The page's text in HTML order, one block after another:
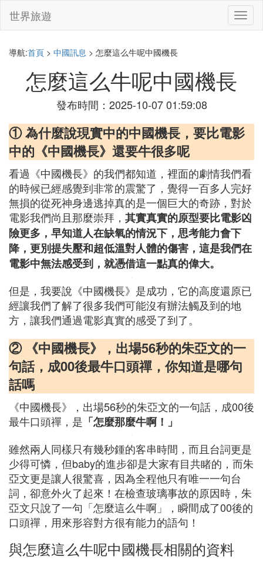
切
換
世界旅遊
導航:首頁 > 中國訊息 > 怎麼這么牛呢中國機長
怎麼這么牛呢中國機長
發布時間：2025-10-07 01:59:08
① 為什麼說現實中的中國機長，要比電影
中的《中國機長》還要牛很多呢
看過《中國機長》的我們都知道，裡面的劇情我們看
的時候已經感覺到非常的震驚了，覺得一百多人完好
無損的從死神身邊逃掉真的是一個巨大的奇跡，對於
電影我們尚且那麼崇拜， 其實真實的原型要比電影凶
險更多，早知道人在缺氧的情況下，思考能力會下
降，更別提失壓和超低溫對人體的傷害，這是我們在
電影中無法感受到，就憑借這一點真的偉大。
但是，我要說《中國機長》是成功，它的高度還原已
經讓我們了解了很多我們可能沒有辦法觸及到的地
方，讓我們通過電影真實的感受了到了。
② 《中國機長》，出場56秒的朱亞文的一
句話，成00後最牛口頭禪，你知道是哪句
話嗎
《中國機長》，出場56秒的朱亞文的一句話，成00後
最牛口頭禪，是 「怎麼那麼牛啊！」
雖然兩人同樣只有幾秒鍾的客串時間，而且台詞更是
少得可憐，但baby的進步卻是大家有目共睹的，而朱
亞文更是讓人很驚喜，因為全程他只有唯一一句台
詞，卻意外火了起來！在檢查玻璃事故的原因時，朱
亞文只說了一句「怎麼這么牛啊」，瞬間成了00後的
口頭禪，用來形容對方很有能力的語句！
與怎麼這么牛呢中國機長相關的資料